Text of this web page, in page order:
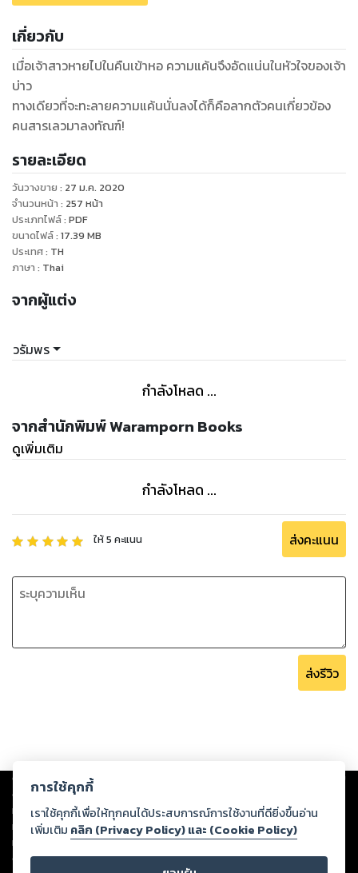
เกี่ยวกับ
เมื่อเจ้าสาวหายไปในคืนเข้าหอ ความแค้นจึงอัดแน่นในหัวใจของเจ้า
บ่าว
ทางเดียวที่จะทะลายความแค้นนั่นลงได้ก็คือลากตัวคนเกี่ยวข้อง
คนสารเลวมาลงทัณฑ์!
รายละเอียด
วันวางขาย : 27 ม.ค. 2020
จำนวนหน้า : 257 หน้า
ประเภทไฟล์: PDF
ขนาดไฟล์: 17.39 MB
ประเทศ: TH
ภาษา : Thai
จากผู้แต่ง
วรัมพร
กำลังโหลด ...
จากสำนักพิมพ์ Waramporn Books
ดูเพิ่มเติม
กำลังโหลด ...
ให้5 คะแนน ส่งคะแนน
ส่งรีวิว
Copyright © 2026
ต่อผลงานหรือเนื้อหาใดที่อัปโหลดผ่านเว็บไซต์และปรากฏว่าละเมิดสิทธิใน
ทรัพย์สินทางปัญญาของบุคคลอื่นหรือขัดต่อกฎหมายและศีลธรรม ดังนั้น ผู้อ่าน
ทุกท่านโปรดใช้วิจารณญาณในการกลั่นกรองด้วยตนเอง และหากท่านพบว่าส่วน
หนึ่งส่วนใดขัดต่อกฎหมายและศีลธรรม กรุณาแจ้งมายังบริษัท เพื่อทีมงานจะได้
ดำเนินการในทันที ทั้งนี้ ทางสตอรี่ล็อกขอสงวนลิขสิทธิ์ตามพระราชบัญญัติ
การใช้คุกกี้
เราใช้คุกกี้เพื่อให้ทุกคนได้ประสบการณ์การใช้งานที่ดียิ่งขึ้นอ่าน
เพิ่มเติม คลิก (Privacy Policy) และ (Cookie Policy)